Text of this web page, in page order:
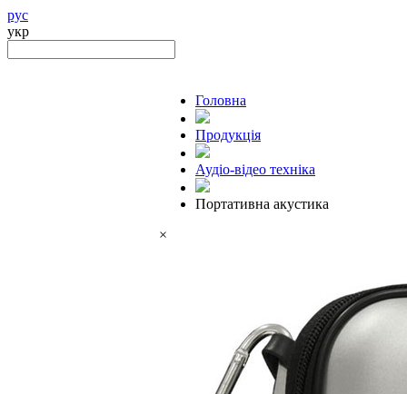
рус
укр
Головна
Продукцiя
Аудіо-відео техніка
Портативна акустика
×